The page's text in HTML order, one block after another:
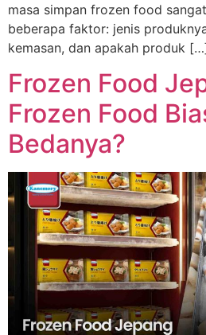
masa simpan frozen food
beberapa faktor: jenis
kemasan, dan apakah produk
Frozen Food
Frozen Food
Bedanya?